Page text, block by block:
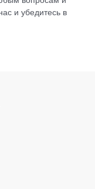
и убедитесь в